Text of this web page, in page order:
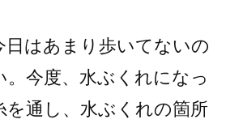
日はあまり歩いてないの
。今度、水ぶくれになっ
を通し、水ぶくれの箇所